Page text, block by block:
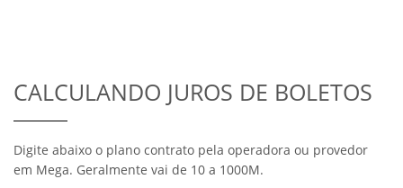
CALCULANDO JUROS DE BOLETOS
Digite abaixo o plano contrato pela operadora ou provedor
em Mega. Geralmente vai de 10 a 1000M.